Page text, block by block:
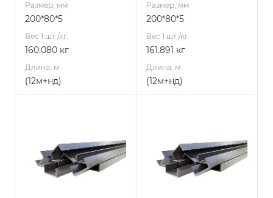
Размер, мм
200*80*5
Вес 1 шт./кг.
160.080 кг
Длина, м
(12м+нд)
Размер, мм
200*80*5
Вес 1 шт./кг.
161.891 кг
Длина, м
(12м+нд)